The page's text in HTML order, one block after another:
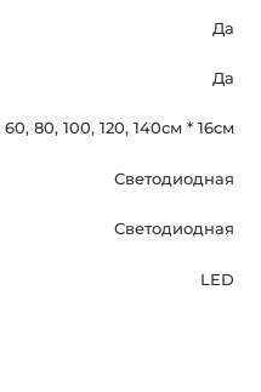
Да
Да
60, 80, 100, 120, 140см * 16см
Светодиодная
Светодиодная
LED